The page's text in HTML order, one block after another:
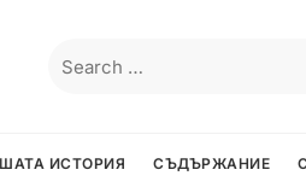
for:
ИСТОРИЯ СЪДЪРЖАНИЕ